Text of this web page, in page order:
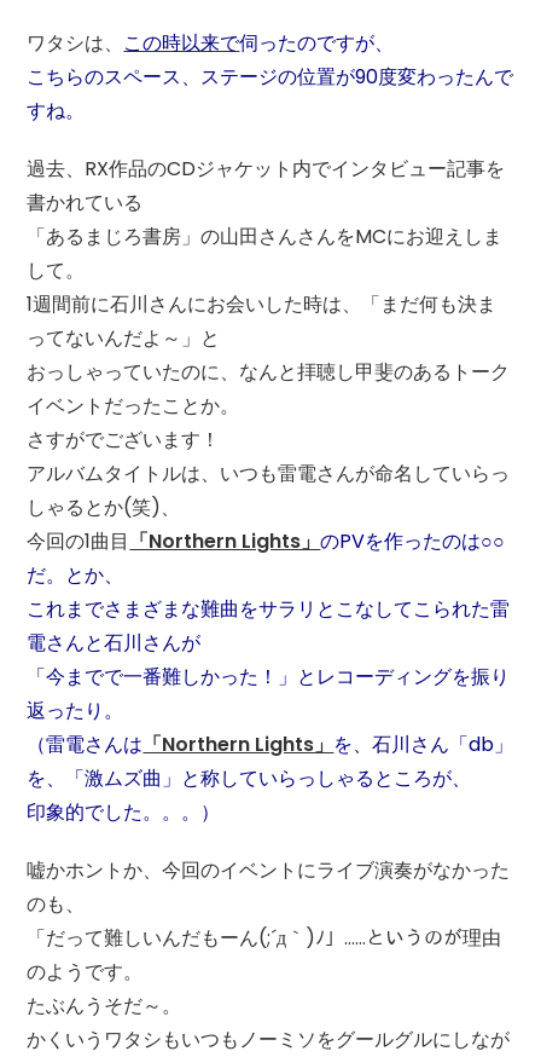
ワタシは、 この時以来で伺ったのですが、
こちらのスペース、ステージの位置が90度変わったんで
すね。
過去、RX作品のCDジャケット内でインタビュー記事を
書かれている
「あるまじろ書房」の山田さんさんをMCにお迎えしま
して。
1週間前に石川さんにお会いした時は、「まだ何も決ま
ってないんだよ～」と
おっしゃっていたのに、なんと拝聴し甲斐のあるトーク
イベントだったことか。
さすがでございます！
アルバムタイトルは、いつも雷電さんが命名していらっ
しゃるとか(笑)、
今回の1曲目 「Northern Lights」のPVを作ったのは○○
だ。とか、
これまでさまざまな難曲をサラリとこなしてこられた雷
電さんと石川さんが
「今までで一番難しかった！」とレコーディングを振り
返ったり。
（雷電さんは 「Northern Lights」 を、石川さん「db」
を、「激ムズ曲」と称していらっしゃるところが、
印象的でした。。。）
嘘かホントか、今回のイベントにライブ演奏がなかった
のも、
「だって難しいんだもーん(;´д｀)ﾉ」……というのが理由
のようです。
たぶんうそだ～。
かくいうワタシもいつもノーミソをグールグルにしなが